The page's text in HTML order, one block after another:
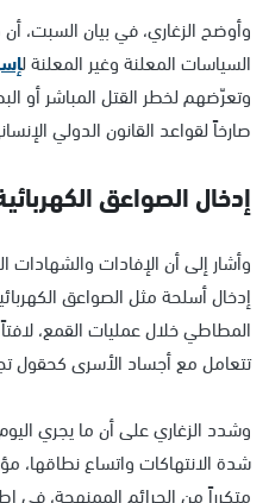
وأوضح الزغاري، في بيان السبت،
السياسات المعلنة وغير المعلنة ل
وتعرّضهم لخطر القتل المباشر أو
صارخاً لقواعد القانون الدولي
إدخال الصواعق
وأشار إلى أن الإفادات والشهادات
إدخال أسلحة مثل الصواعق
المطاطي خلال عمليات القمع،
تتعامل مع أجساد الأسرى كحقول
وشدد الزغاري على أن ما يجري
شدة الانتهاكات واتساع نطاقها،
متكرراً من الجرائم الممنهجة، في